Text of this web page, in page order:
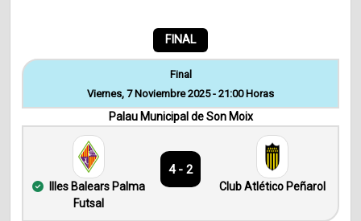
FINAL
Final
Viernes, 7 Noviembre 2025 - 21:00 Horas
Palau Municipal de Son Moix
Illes Balears Palma
Futsal
4 - 2
Club Atlético Peñarol